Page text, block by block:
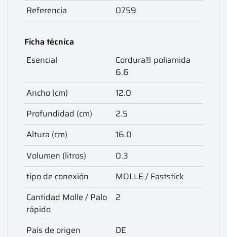
Referencia 0759
Ficha técnica
Esencial
Cordura® poliamida
6.6
Ancho (cm)
12.0
Profundidad (cm)
2.5
Altura (cm)
16.0
Volumen (litros)
0.3
tipo de conexión
MOLLE / Faststick
Cantidad Molle / Palo
rápido
2
País de origen
DE